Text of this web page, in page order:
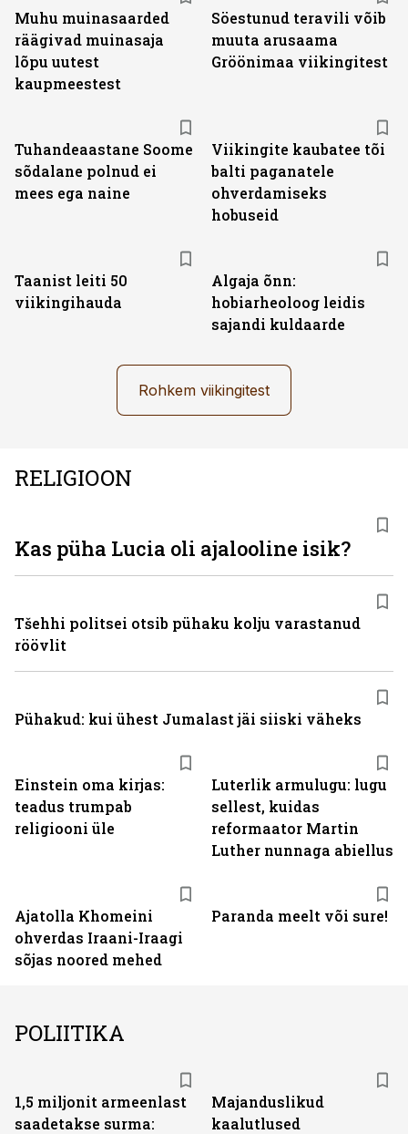
Muhu muinasaarded
räägivad muinasaja
lõpu uutest
kaupmeestest
Söestunud teravili võib
muuta arusaama
Gröönimaa viikingitest
Tuhandeaastane Soome
sõdalane polnud ei
mees ega naine
Viikingite kaubatee tõi
balti paganatele
ohverdamiseks
hobuseid
Taanist leiti 50
viikingihauda
Algaja õnn:
hobiarheoloog leidis
sajandi kuldaarde
Rohkem viikingitest
RELIGIOON
Einstein oma kirjas:
teadus trumpab
religiooni üle
Luterlik armulugu: lugu
sellest, kuidas
reformaator Martin
Luther nunnaga abiellus
Ajatolla Khomeini
ohverdas Iraani-Iraagi
sõjas noored mehed
Paranda meelt või sure!
Kas püha Lucia oli ajalooline isik?
Tšehhi politsei otsib pühaku kolju varastanud
röövlit
Pühakud: kui ühest Jumalast jäi siiski väheks
POLIITIKA
1,5 miljonit armeenlast
saadetakse surma:
Majanduslikud
kaalutlused